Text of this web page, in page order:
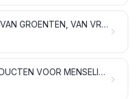
BEREIDINGEN VAN GROENTEN, VAN VRUCHTEN EN VAN ANDERE PLANTENDELEN
DIVERSE PRODUCTEN VOOR MENSELIJKE CONSUMPTIE